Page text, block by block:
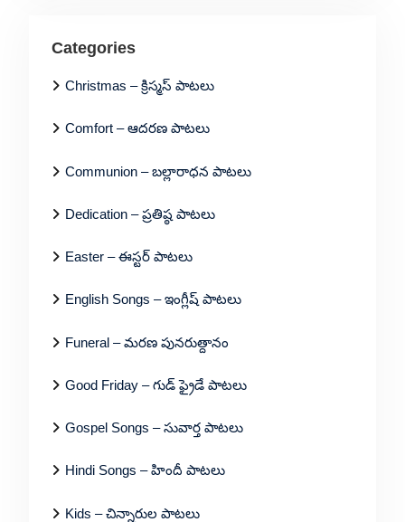
Categories
Christmas – క్రిస్మస్ పాటలు
Comfort – ఆదరణ పాటలు
Communion – బల్లారాధన పాటలు
Dedication – ప్రతిష్ఠ పాటలు
Easter – ఈస్టర్ పాటలు
English Songs – ఇంగ్లీష్ పాటలు
Funeral – మరణ పునరుత్దానం
Good Friday – గుడ్ ఫ్రైడే పాటలు
Gospel Songs – సువార్త పాటలు
Hindi Songs – హిందీ పాటలు
Kids – చిన్నారుల పాటలు